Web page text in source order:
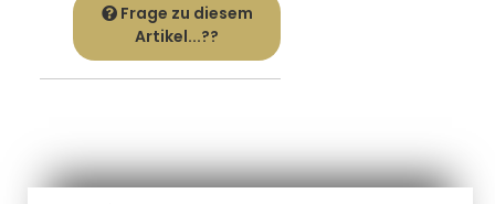
Frage zu diesem
Artikel...??